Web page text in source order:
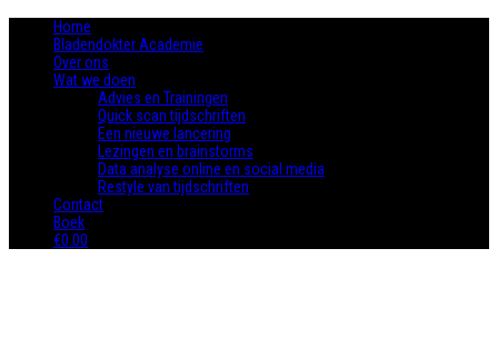
Home
Bladendokter Academie
Over ons
Wat we doen
Advies en Trainingen
Quick scan tijdschriften
Een nieuwe lancering
Lezingen en brainstorms
Data analyse online en social media
Restyle van tijdschriften
Contact
Boek
€0.00